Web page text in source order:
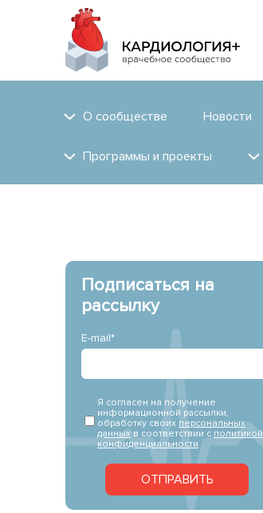
О сообществе Новости
Программы и проекты
Подписаться на
рассылку
E-mail*
Я согласен на получение
информационной рассылки,
обработку своих персональных
данных в соответствии с политикой
конфиденциальности
ОТПРАВИТЬ